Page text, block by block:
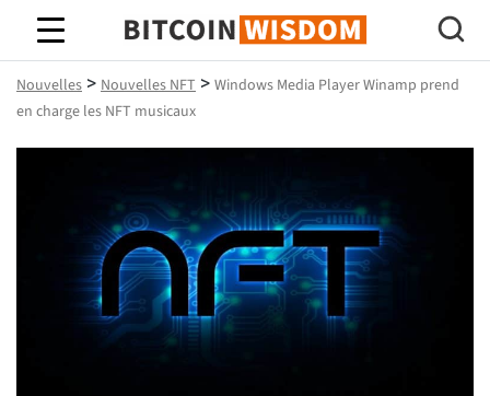
Bitcoin Sagesse
Nouvelles > Nouvelles NFT > Windows Media Player Winamp prend
en charge les NFT musicaux